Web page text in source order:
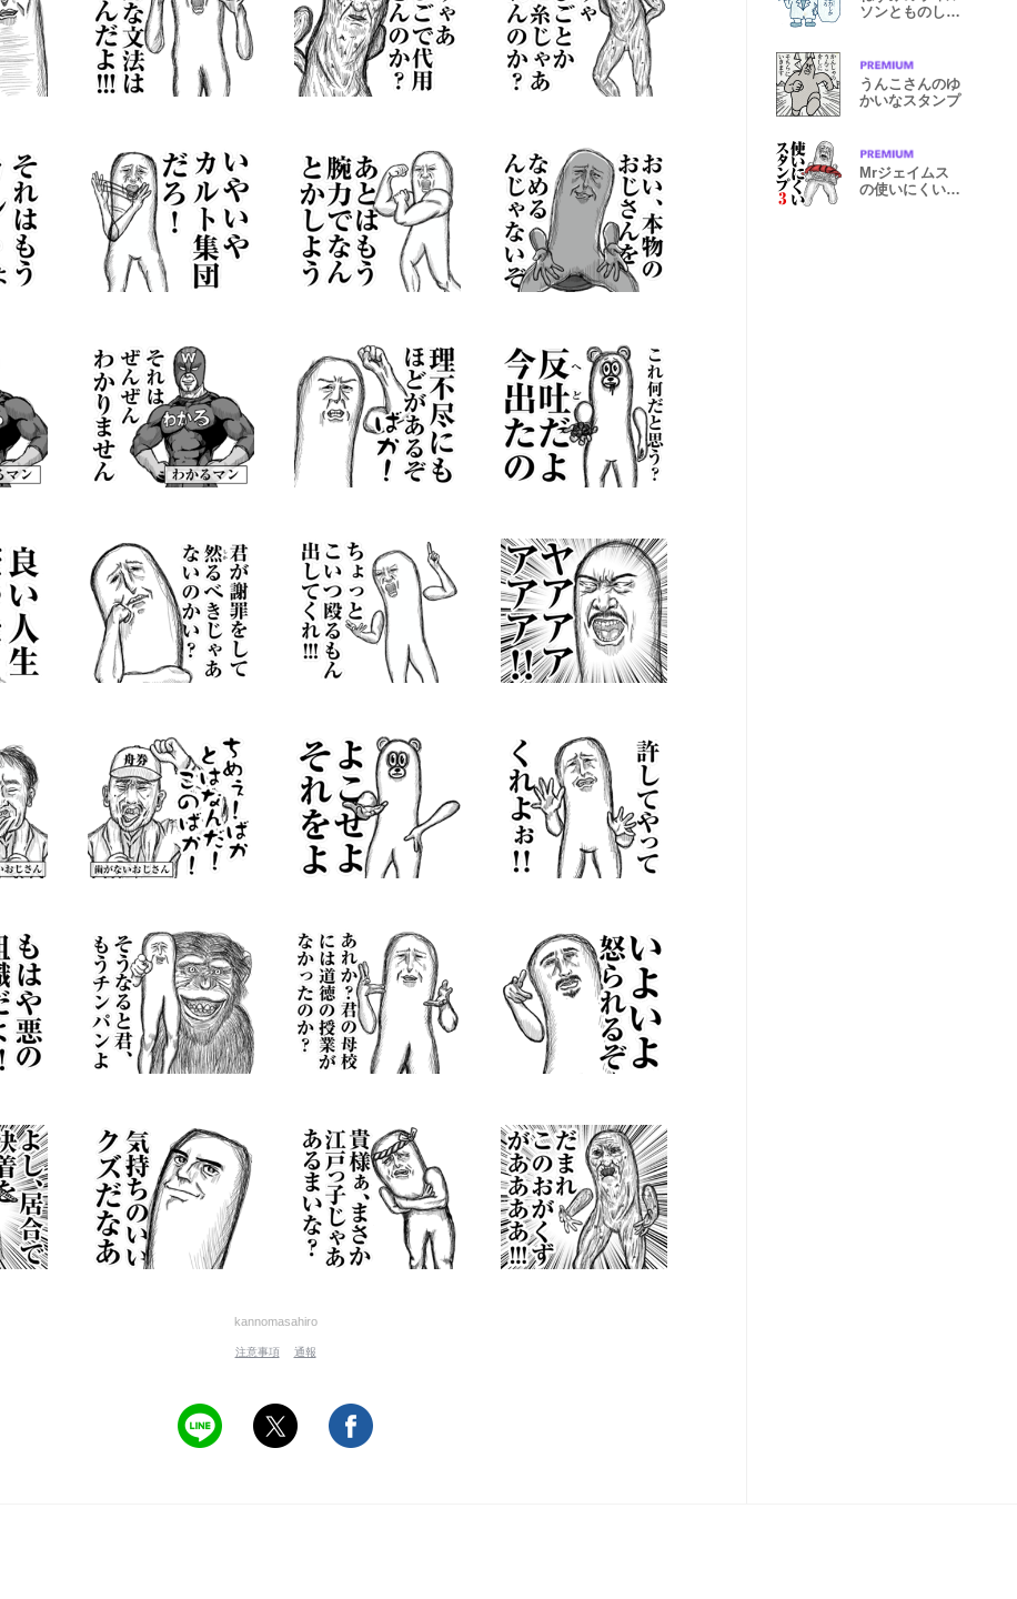
kannomasahiro
注意事項 通報
ソンとものしり
うんこさんのゆ
かいなスタンプ
Mrジェイムス
の使いにくいス